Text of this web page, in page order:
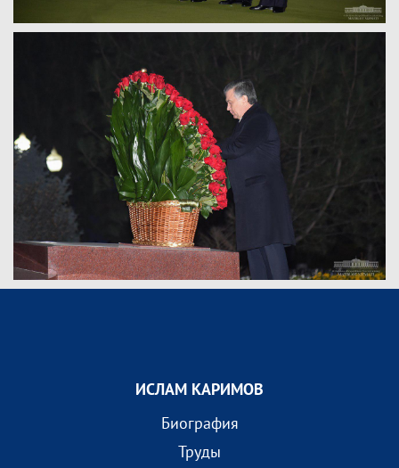
ИСЛАМ КАРИМОВ
Биография
Труды